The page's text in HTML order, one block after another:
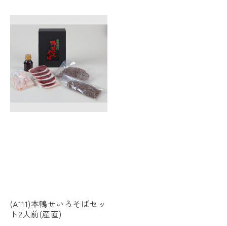
(A111)本鴨せいろそばセッ
ト2人前(産直)